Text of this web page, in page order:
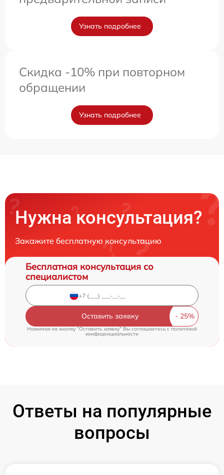
Узнать подробнее
Скидка -10% при повторном
обращении
Узнать подробнее
Нужна консультация?
Закажите бесплатную консультацию
Бесплатная консультация со
специалистом
Оставить заявку
Нажимая на кнопку "Оставить заявку" Вы соглашаетесь c политикой
конфиденциальности
Ответы на популярные
вопросы